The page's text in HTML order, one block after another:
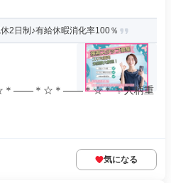
2日制♪有給休暇消化率100％
＊――＊☆＊――＊☆＊ ✨人柄重
気になる